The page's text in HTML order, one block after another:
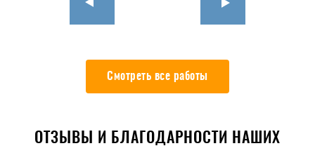
Смотреть все работы
ОТЗЫВЫ И БЛАГОДАРНОСТИ НАШИХ